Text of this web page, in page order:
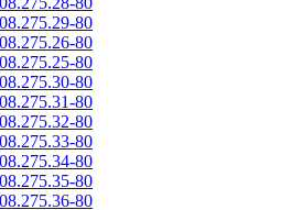
80
80
80
80
80
80
80
80
80
80